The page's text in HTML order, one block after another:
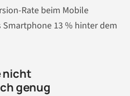
Rate beim Mobile
13 % hinter dem
nicht
genug